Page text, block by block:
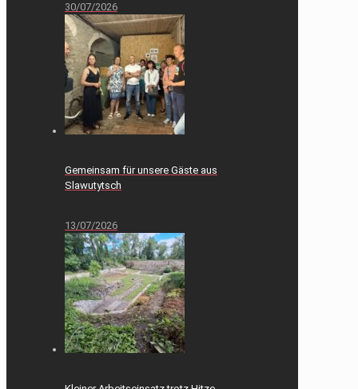
30/07/2026
Gemeinsam für unsere Gäste aus
Slawutytsch
13/07/2026